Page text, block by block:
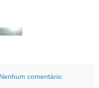
Nenhum comentário: